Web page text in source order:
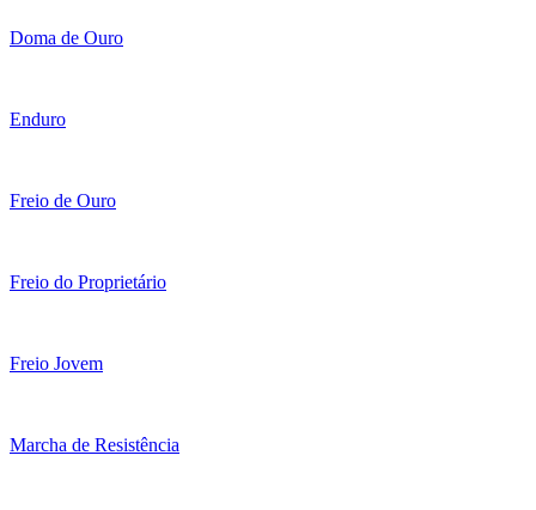
Doma de Ouro
Enduro
Freio de Ouro
Freio do Proprietário
Freio Jovem
Marcha de Resistência